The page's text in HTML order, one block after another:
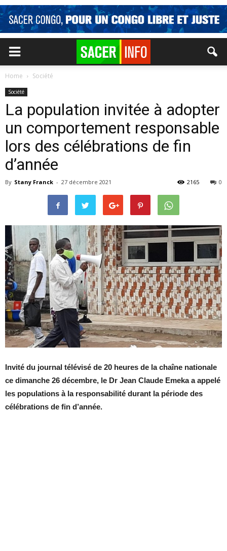
Home Société
Société
La population invitée à adopter
un comportement responsable
lors des célébrations de fin
d’année
By Stany Franck - 27 décembre 2021 0
2165
Invité du journal télévisé de 20 heures de la chaîne nationale
ce dimanche 26 décembre, le Dr Jean Claude Emeka a appelé
les populations à la responsabilité durant la période des
célébrations de fin d’année.